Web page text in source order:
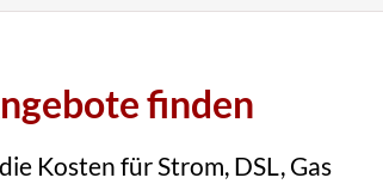
finden
die Kosten für Strom, DSL, Gas